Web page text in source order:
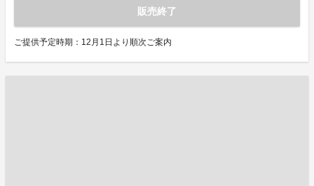
販売終了
ご提供予定時期：12月1日より順次ご案内